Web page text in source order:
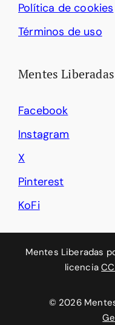
Política de cookies
Términos de uso
Mentes
Facebook
Instagram
X
Pinterest
KoFi
Mentes Liberadas
licencia
© 2026